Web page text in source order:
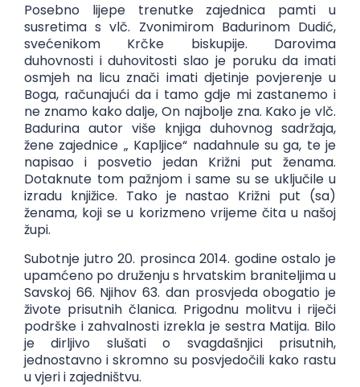
Posebno lijepe trenutke zajednica pamti u
susretima s vlč. Zvonimirom Badurinom Dudić,
svećenikom Krčke biskupije. Darovima
duhovnosti i duhovitosti slao je poruku da imati
osmjeh na licu znači imati djetinje povjerenje u
Boga, računajući da i tamo gdje mi zastanemo i
ne znamo kako dalje, On najbolje zna. Kako je vlč.
Badurina autor više knjiga duhovnog sadržaja,
žene zajednice „ Kapljice“ nadahnule su ga, te je
napisao i posvetio jedan Križni put ženama.
Dotaknute tom pažnjom i same su se uključile u
izradu knjižice. Tako je nastao Križni put (sa)
ženama, koji se u korizmeno vrijeme čita u našoj
župi.
Subotnje jutro 20. prosinca 2014. godine ostalo je
upamćeno po druženju s hrvatskim braniteljima u
Savskoj 66. Njihov 63. dan prosvjeda obogatio je
živote prisutnih članica. Prigodnu molitvu i riječi
podrške i zahvalnosti izrekla je sestra Matija. Bilo
je dirljivo slušati o svagdašnjici prisutnih,
jednostavno i skromno su posvjedočili kako rastu
u vjeri i zajedništvu.